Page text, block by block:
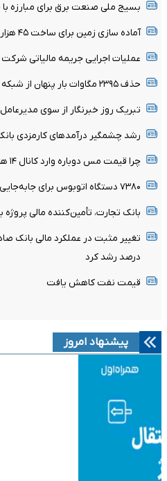
بسیج ملی صنعت برق برای مبارزه
آماده سازی زمین برای ساخت ۴۵ هزار واحد مسکن محرومان
عملیات اجرایی جریمه مالیاتی
حذف ۲۳۹۵ مگاوات بار پنهان از شبکه برق
تبریک روز خبرنگار از سوی
رشد چشمگیر درآمدهای کارمزدی
چرا قیمت مس دوباره وارد کانال ۱۴ هزار دلار شد
۷۳۸۰ دستگاه اتوبوس برای جابه‌جایی زائران اربعین به‌ کارگیری شد
بانک تجارت، تأمین‌کننده مالی پروژه بازسازی
درصد رشد کرد
قیمت نفت کاهش یافت
پیشنهاد امروز